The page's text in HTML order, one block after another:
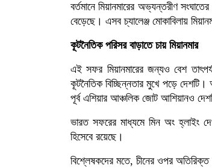
বর্তমানে মিয়ানমারের অভ্যন্তরীণ
বেড়েছে। এসব চ্যালেঞ্জ মোকাবিলায়
কূটনৈতিক পরিসর বাড়াতে চায় মিয়ানমার
এই সফর মিয়ানমারের জন্যও বেশ
কূটনৈতিক বিচ্ছিন্নতার মুখে পড়ে দেশটি।
পূর্ব এশিয়ার আঞ্চলিক জোট আশিয়ানও
ভারত সফরের মাধ্যমে মিন অং হ্লাইং
হিসেবে রয়েছে।
বিশ্লেষকদের মতে, চীনের ওপর অতিরিক্ত